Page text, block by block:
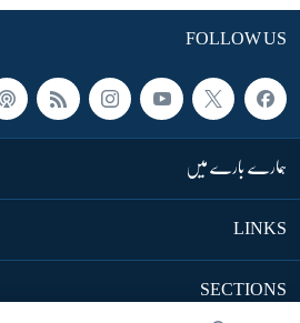
FOLLOW US
ہمارے بارے میں
LINKS
SECTIONS